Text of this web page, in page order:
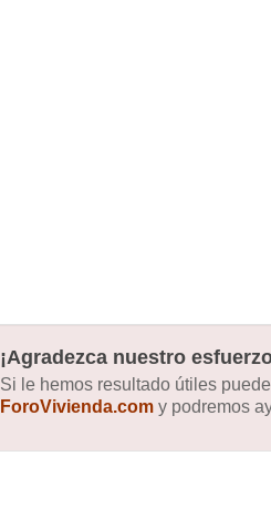
¡Agradezca nuestro
Si le hemos resultado útiles
ForoVivienda.com y podremos